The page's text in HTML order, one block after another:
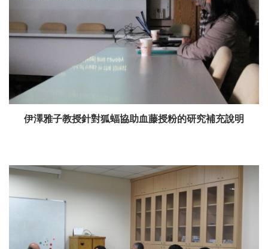
伊澤雅子教授針對狐蝠協助血藤授粉的研究補充說明